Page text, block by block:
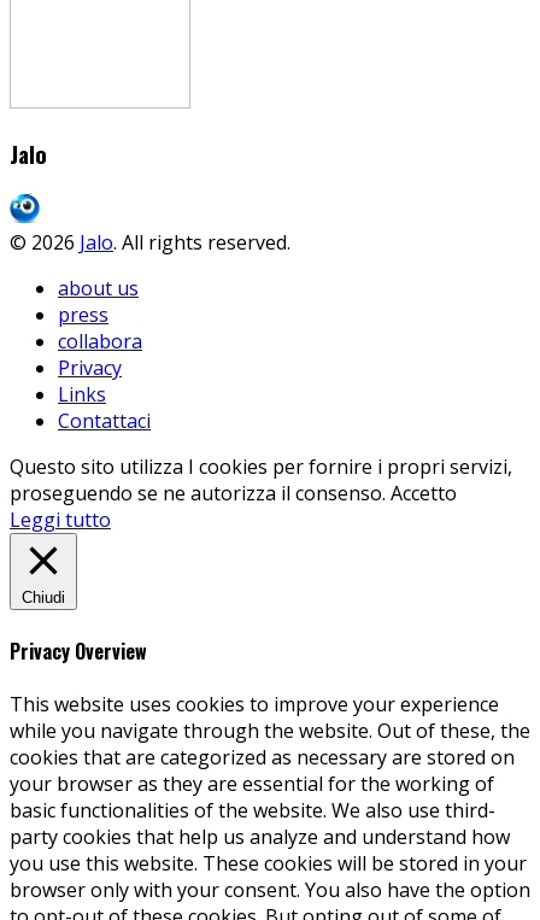
Jalo
© 2026 Jalo. All rights reserved.
about us
press
collabora
Privacy
Links
Contattaci
Questo sito utilizza I cookies per fornire i propri servizi,
proseguendo se ne autorizza il consenso. Accetto
Leggi tutto
Chiudi
Privacy Overview
This website uses cookies to improve your experience
while you navigate through the website. Out of these, the
cookies that are categorized as necessary are stored on
your browser as they are essential for the working of
basic functionalities of the website. We also use third-
party cookies that help us analyze and understand how
you use this website. These cookies will be stored in your
browser only with your consent. You also have the option